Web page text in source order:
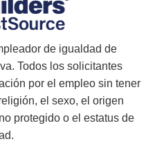
de igualdad de
Todos los solicitantes
por el empleo sin tener
el sexo, el origen
protegido o el estatus de